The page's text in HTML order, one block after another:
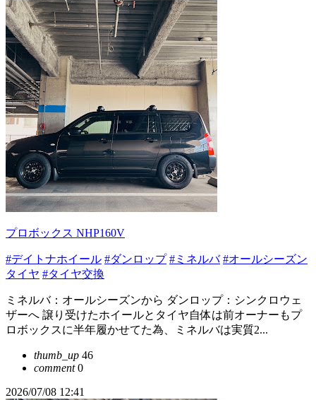
プロボックス NHP160V
#デイトナホイール #ダンロップ #ミネルバ #オールシーズン
タイヤ #タイヤ交換
ミネルバ：オールシーズンから ダンロップ：シンクロウェ
ザーへ 譲り受けたホイールとタイヤ自体は前オーナーもプ
ロボックスに半年履かせてた為、ミネルバは実質2...
thumb_up 46
comment0
2026/07/08 12:41